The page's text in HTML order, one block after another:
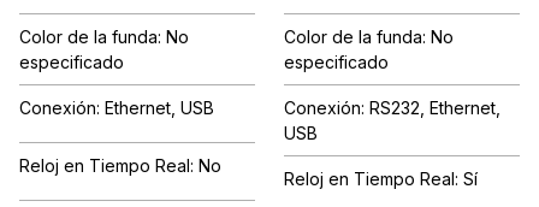
Color de la funda: No
especificado
Conexión: Ethernet, USB
Reloj en Tiempo Real: No
Color de la funda: No
especificado
Conexión: RS232, Ethernet,
USB
Reloj en Tiempo Real: Sí